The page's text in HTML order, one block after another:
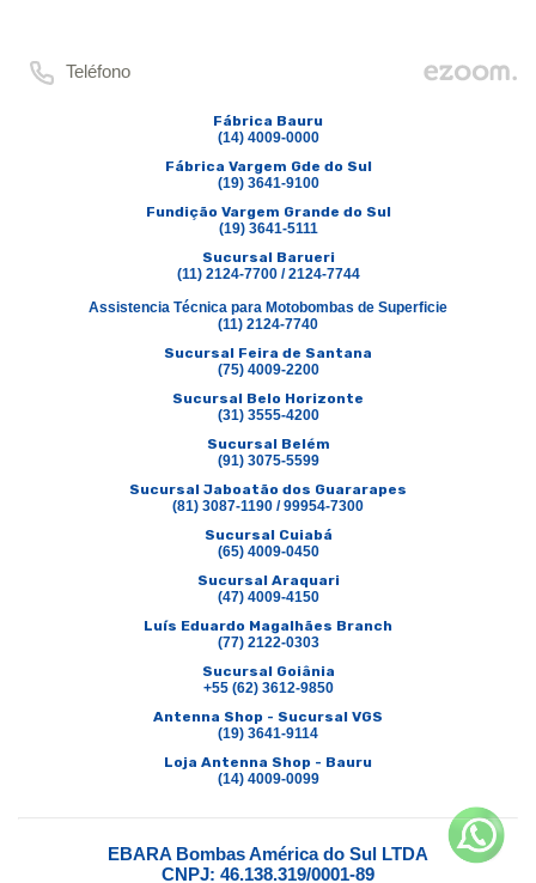
Teléfono
Fábrica Bauru
(14) 4009-0000
Fábrica Vargem Gde do Sul
(19) 3641-9100
Fundição Vargem Grande do Sul
(19) 3641-5111
Sucursal Barueri
(11) 2124-7700 / 2124-7744
Assistencia Técnica para Motobombas de Superficie
(11) 2124-7740
Sucursal Feira de Santana
(75) 4009-2200
Sucursal Belo Horizonte
(31) 3555-4200
Sucursal Belém
(91) 3075-5599
Sucursal Jaboatão dos Guararapes
(81) 3087-1190 / 99954-7300
Sucursal Cuiabá
(65) 4009-0450
Sucursal Araquari
(47) 4009-4150
Luís Eduardo Magalhães Branch
(77) 2122-0303
Sucursal Goiânia
+55 (62) 3612-9850
Antenna Shop - Sucursal VGS
(19) 3641-9114
Loja Antenna Shop - Bauru
(14) 4009-0099
EBARA Bombas América do Sul LTDA
CNPJ: 46.138.319/0001-89